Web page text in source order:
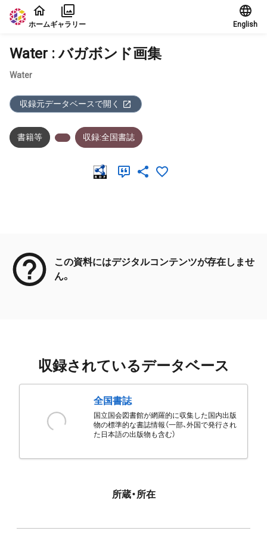
本文に飛ぶ
ホームギャラリー English
Water : バガボンド画集
Water
収録元データベースで開く
書籍等 収録:全国書誌
この資料にはデジタルコンテンツが存在しませ
ん。
収録されているデータベース
全国書誌
国立国会図書館が網羅的に収集した国内出版
物の標準的な書誌情報（一部、外国で発行され
た日本語の出版物も含む）
所蔵・所在